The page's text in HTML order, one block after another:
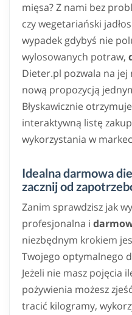
mięsa? Z nami bez
czy wegetariański
wypadek gdybyś nie
wylosowanych potraw,
Dieter.pl pozwala na jej
nową propozycją
Błyskawicznie
interaktywną listę
wykorzystania w
Idealna darmowa
zacznij od
Zanim sprawdzisz jak
profesjonalna i
niezbędnym krokiem
Twojego optymalnego
Jeżeli nie masz pojęcia
pożywienia możesz
tracić kilogramy,